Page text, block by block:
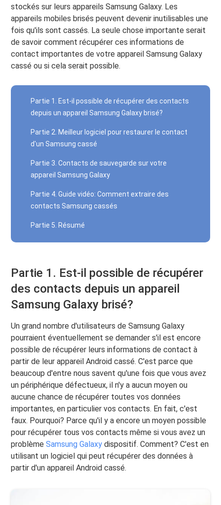
stockés sur leurs appareils Samsung Galaxy. Les
appareils mobiles brisés peuvent devenir inutilisables une
fois qu'ils sont cassés. La seule chose importante serait
de savoir comment récupérer ces informations de
contact importantes de votre appareil Samsung Galaxy
cassé ou si cela serait possible.
Partie 1. Est-il possible de récupérer des contacts
depuis un appareil Samsung Galaxy brisé?
Partie 2. Meilleur logiciel pour restaurer le contact
d'un Samsung cassé
Partie 3. Contacts de sauvegarde sur votre
appareil Samsung Galaxy
Partie 4. Guide vidéo: Comment extraire des
contacts Samsung cassés
Partie 5. Résumé
Partie 1. Est-il possible de récupérer
des contacts depuis un appareil
Samsung Galaxy brisé?
Un grand nombre d'utilisateurs de Samsung Galaxy
pourraient éventuellement se demander s'il est encore
possible de récupérer leurs informations de contact à
partir de leur appareil Android cassé. C'est parce que
beaucoup d'entre nous savent qu'une fois que vous avez
un périphérique défectueux, il n'y a aucun moyen ou
aucune chance de récupérer toutes vos données
importantes, en particulier vos contacts. En fait, c'est
faux. Pourquoi? Parce qu'il y a encore un moyen possible
pour récupérer tous vos contacts même si vous avez un
problèmeSamsung Galaxy dispositif. Comment? C'est en
utilisant un logiciel qui peut récupérer des données à
partir d'un appareil Android cassé.